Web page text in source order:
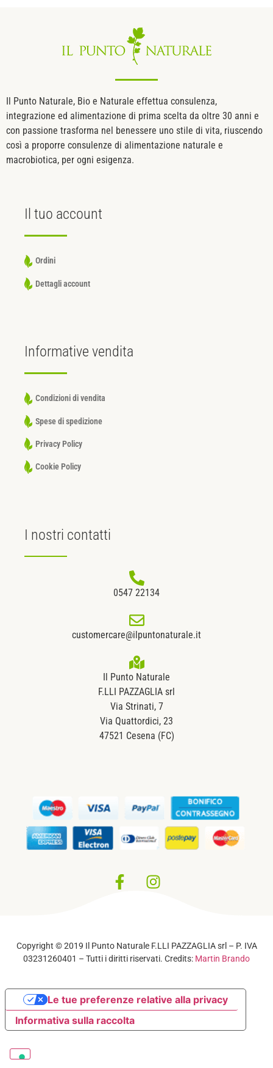
Il Punto Naturale, Bio e Naturale effettua consulenza,
integrazione ed alimentazione di prima scelta da oltre 30 anni e
con passione trasforma nel benessere uno stile di vita, riuscendo
così a proporre consulenze di alimentazione naturale e
macrobiotica, per ogni esigenza.
Il tuo account
Ordini
Dettagli account
Informative vendita
Condizioni di vendita
Spese di spedizione
Privacy Policy
Cookie Policy
I nostri contatti
0547 22134
customercare@ilpuntonaturale.it
Il Punto Naturale
F.LLI PAZZAGLIA srl
Via Strinati, 7
Via Quattordici, 23
47521 Cesena (FC)
Copyright © 2019 Il Punto Naturale F.LLI PAZZAGLIA srl – P. IVA
03231260401 – Tutti i diritti riservati. Credits: Martin Brando
Informativa sulla raccolta
Le tue preferenze relative alla privacy